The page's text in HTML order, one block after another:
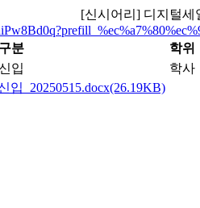
[신시어리] 디지털세
구분 학위
신입 학사
_20250515.docx(26.19KB)